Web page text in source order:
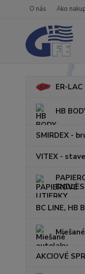
O nás Ako
ER-LAC
HB
SMIRDEX -
VITEX -
BC LINE, HB
AKCIOVÉ